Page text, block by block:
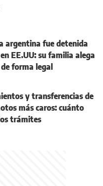
argentina fue detenida
EE.UU: su familia alega
forma legal
y transferencias de
más caros: cuánto
trámites